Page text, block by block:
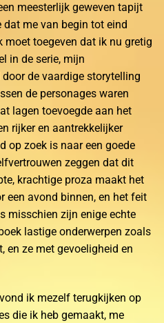
meesterlijk geweven tapijt
me van begin tot eind
toegeven dat ik nu gretig
in de serie, mijn
de vaardige storytelling
de personages waren
lagen toevoegde aan het
rijker en aantrekkelijker
op zoek is naar een goede
zeggen dat dit
krachtige proza maakt het
een avond binnen, en het feit
misschien zijn enige echte
lastige onderwerpen zoals
en ze met gevoeligheid en
ik mezelf terugkijken op
die ik heb gemaakt, me